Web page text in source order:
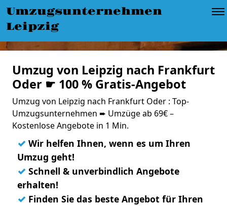
Umzugsunternehmen
Leipzig
Umzug von Leipzig nach Frankfurt
Oder ☛ 100 % Gratis-Angebot
Umzug von Leipzig nach Frankfurt Oder : Top-
Umzugsunternehmen ➨ Umzüge ab 69€ –
Kostenlose Angebote in 1 Min.
✓ Wir helfen Ihnen, wenn es um Ihren
Umzug geht!
✓ Schnell & unverbindlich Angebote
erhalten!
✓ Finden Sie das beste Angebot für Ihren